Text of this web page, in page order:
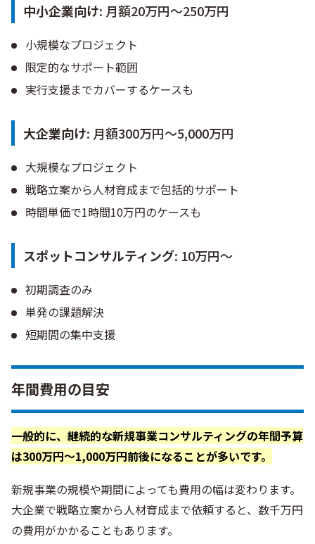
中小企業向け: 月額20万円〜250万円
小規模なプロジェクト
限定的なサポート範囲
実行支援までカバーするケースも
大企業向け: 月額300万円〜5,000万円
大規模なプロジェクト
戦略立案から人材育成まで包括的サポート
時間単価で1時間10万円のケースも
スポットコンサルティング: 10万円〜
初期調査のみ
単発の課題解決
短期間の集中支援
年間費用の目安
一般的に、継続的な新規事業コンサルティングの年間予算
は300万円〜1,000万円前後になることが多いです。
新規事業の規模や期間によっても費用の幅は変わります。
大企業で戦略立案から人材育成まで依頼すると、数千万円
の費用がかかることもあります。